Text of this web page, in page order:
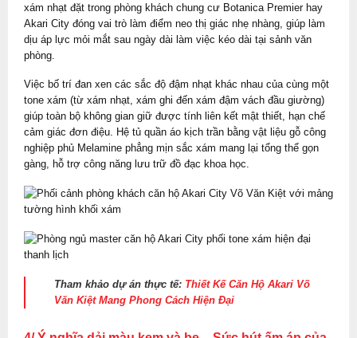
xám nhạt đặt trong phòng khách chung cư Botanica Premier hay
Akari City đóng vai trò làm điểm neo thị giác nhẹ nhàng, giúp làm
dịu áp lực mỏi mắt sau ngày dài làm việc kéo dài tại sảnh văn
phòng.
Việc bố trí đan xen các sắc độ đậm nhạt khác nhau của cùng một
tone xám (từ xám nhạt, xám ghi đến xám đậm vách đầu giường)
giúp toàn bộ không gian giữ được tính liên kết mật thiết, hạn chế
cảm giác đơn điệu. Hệ tủ quần áo kịch trần bằng vật liệu gỗ công
nghiệp phủ Melamine phẳng mịn sắc xám mang lại tổng thể gọn
gàng, hỗ trợ công năng lưu trữ đồ đạc khoa học.
Tham khảo dự án thực tế: Thiết Kế Căn Hộ Akari Võ
Văn Kiệt Mang Phong Cách Hiện Đại